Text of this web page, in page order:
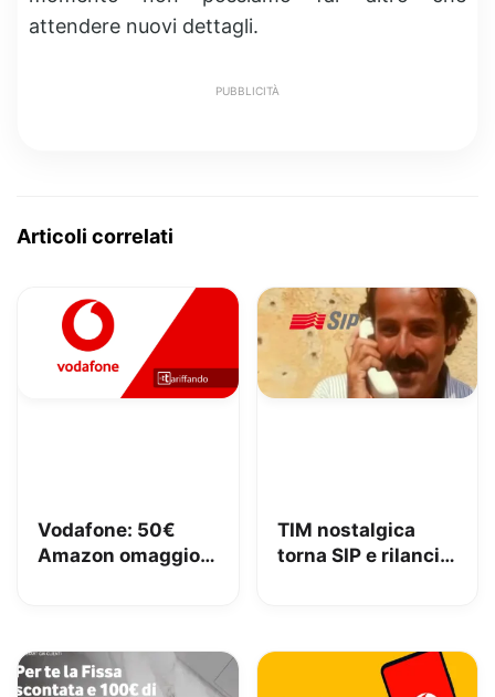
attendere nuovi dettagli.
PUBBLICITÀ
Articoli correlati
Vodafone: 50€
Amazon omaggio e
TIM nostalgica
torna SIP e rilancia